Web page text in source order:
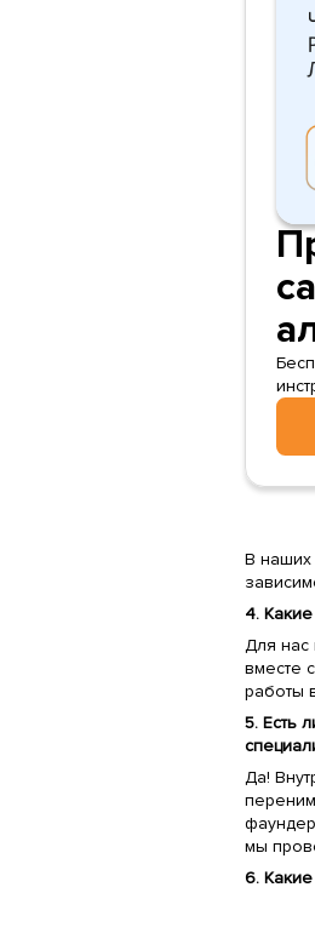
В наших
4.
Для нас
вместе
работы
5. Есть
Да!
мы
6.